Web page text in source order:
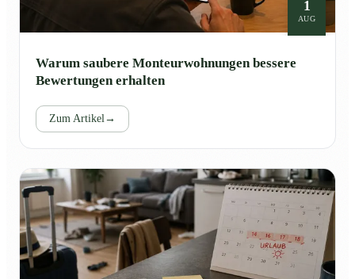
1
AUG
Warum saubere Monteurwohnungen bessere
Bewertungen erhalten
Zum Artikel→